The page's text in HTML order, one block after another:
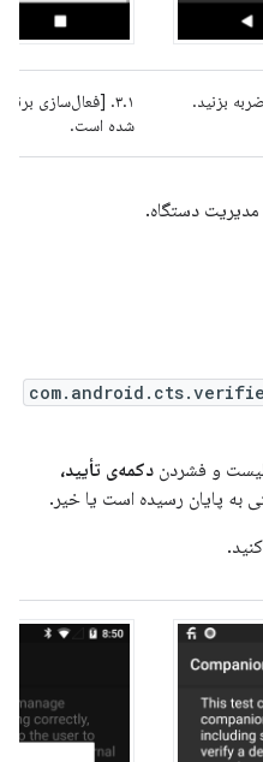
۳.۱. [فعال‌سازی
شده است.
مدیریت دستگاه.
و فشردن دکمه‌ی تأیید،
به پایان رسیده است یا خیر.